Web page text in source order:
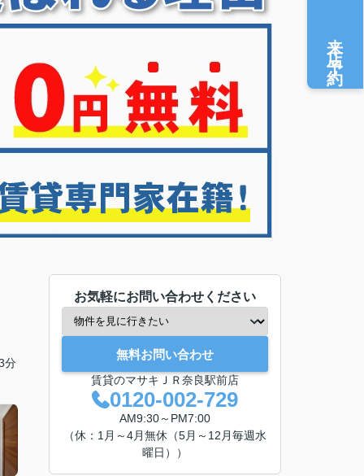
分
お気軽にお問い合わせください
無料お問い合わせ
賃貸のマサキＪＲ奈良駅前店
0120-002-729
AM9:30～PM7:00
（休：1月～4月無休（5月～12月毎週水
曜日））
来店予約